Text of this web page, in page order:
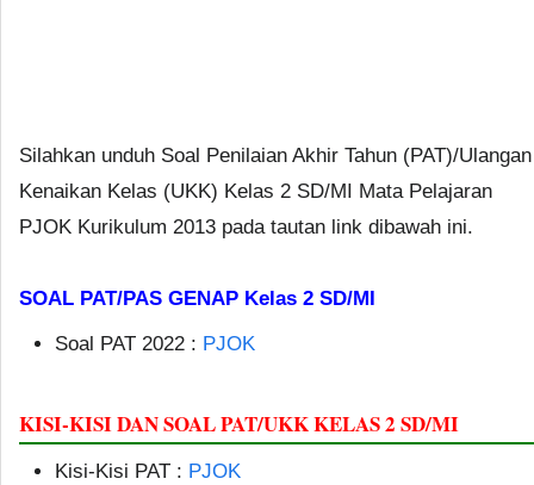
Silahkan unduh Soal Penilaian Akhir Tahun (PAT)/Ulangan
Kenaikan Kelas (UKK) Kelas 2 SD/MI Mata Pelajaran
PJOK Kurikulum 2013 pada tautan link dibawah ini.
SOAL PAT/PAS GENAP Kelas 2 SD/MI
Soal PAT 2022 : PJOK
KISI-KISI DAN SOAL PAT/UKK KELAS 2 SD/MI
Kisi-Kisi PAT : PJOK